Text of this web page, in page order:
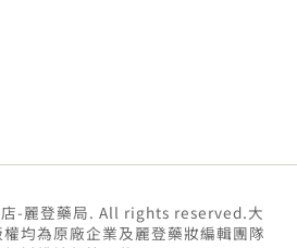
-麗登藥局. All rights reserved.大
均為原廠企業及麗登藥妝編輯團隊